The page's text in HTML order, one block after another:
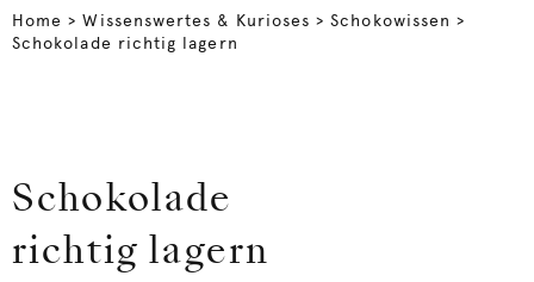
Home >Wissenswertes & Kurioses >Schokowissen >
Schokolade richtig lagern
Schokolade
richtig lagern